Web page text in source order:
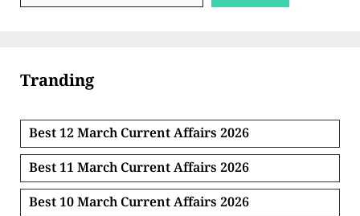
Tranding
Best 12 March Current Affairs 2026
Best 11 March Current Affairs 2026
Best 10 March Current Affairs 2026